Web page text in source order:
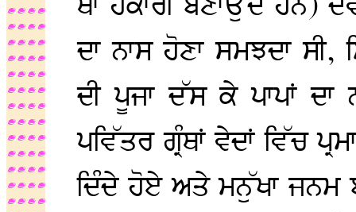
ਦਾ ਨਾਸ ਹੋਣਾ ਸਮਝਦਾ ਸੀ,
ਦੀ ਪੂਜਾ ਦੱਸ ਕੇ ਪਾਪਾਂ
ਪਵਿੱਤਰ ਗ੍ਰੰਥਾਂ ਵੇਦਾਂ ਵਿੱਚ
ਦਿੰਦੇ ਹੋਏ ਅਤੇ ਮਨੁੱਖਾ ਜਨਮ